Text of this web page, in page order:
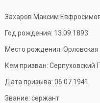
Захаров Максим
Год рождения: 13.09.1893
Место рождения:
Кем призван: Серпуховский
Дата призыва: 06.07.1941
Звание: сержант